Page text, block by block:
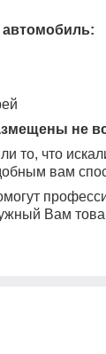
не
то, что
вам
Вам